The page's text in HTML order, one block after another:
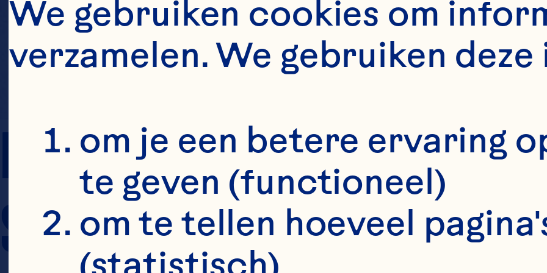
PREP TIME 5 minuten
SERVING SIZE Recept voor 1 portie
We gebruiken cookies om
verzamelen. We gebruiken
om je een betere ervaring
te geven (functioneel)
om te tellen hoeveel
(statistisch)